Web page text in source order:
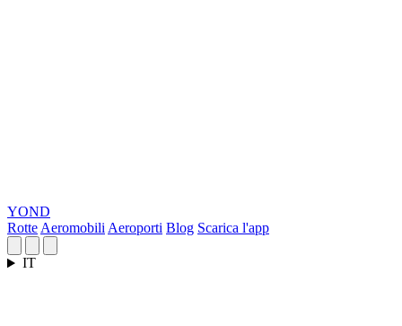
YOND
Rotte Aeromobili Aeroporti Blog Scarica l'app
IT